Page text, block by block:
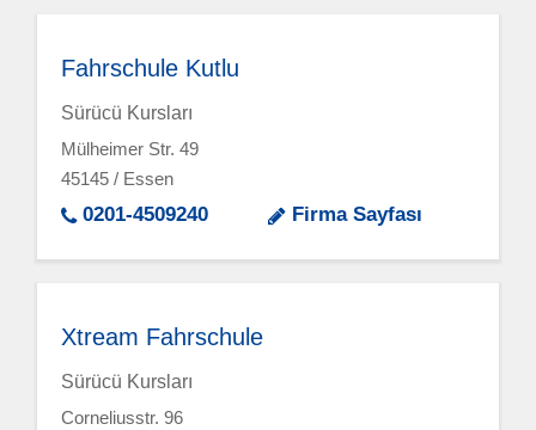
Fahrschule Kutlu
Sürücü Kursları
Mülheimer Str. 49
45145 / Essen
0201-4509240 Firma Sayfası
Xtream Fahrschule
Sürücü Kursları
Corneliusstr. 96